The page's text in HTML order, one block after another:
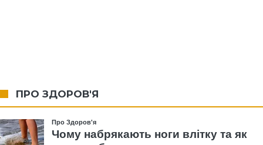
ПРО ЗДОРОВ'Я